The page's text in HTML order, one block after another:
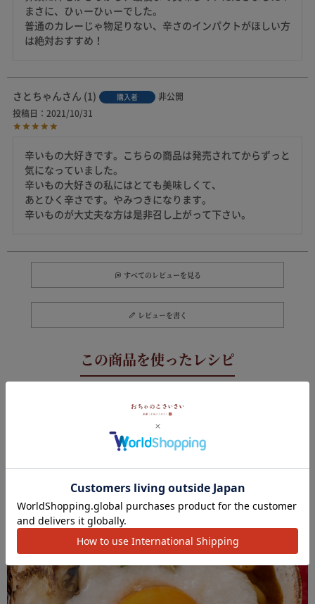
まさに、ひぃーひぃーでした。
普通のカレーじゃ物足りない、辛さのインパクトがほしい方
は絶対おすすめ！
さとちゃん 1 購入者
非公開
投稿日
2021/10/31
辛いもの大好きです。こちらの商品は発売されてからずっと
気になっていました。
辛いもの大好きの私にはとても美味しくて、
あとひく辛さです。やみつきになります。
辛いものが大丈夫な方は是非召し上がって下さい。
すべてのレビューを見る
レビューを書く
狂辛お月見カレーうどん